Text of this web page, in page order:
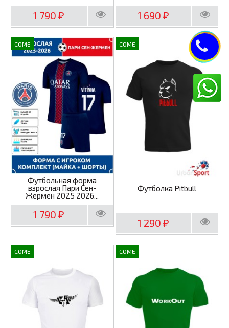
1 790₽ 1 690₽
COME
Футбольная форма
взрослая Пари Сен-
Жермен 2025 2026...
1 790₽
COME
Футболка Pitbull
1 290₽
COME COME